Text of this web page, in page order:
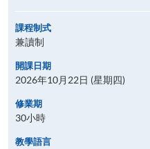
課程制式
兼讀制
開課日期
2026年10月22日 (星期四)
修業期
30小時
教學語言